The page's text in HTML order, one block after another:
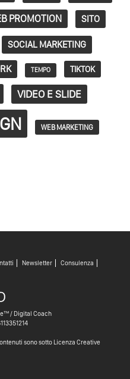
PROMOTION SITO
SOCIAL MARKETING
TEMPO TIKTOK
VIDEO E SLIDE
WEB MARKETING
Newsletter Consulenza
/ Digital Coach
sono sotto Licenza Creative